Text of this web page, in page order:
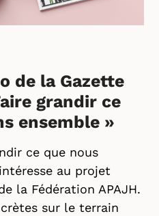
de la Gazette
grandir ce
ensemble »
ce que nous
au projet
la Fédération APAJH.
sur le terrain